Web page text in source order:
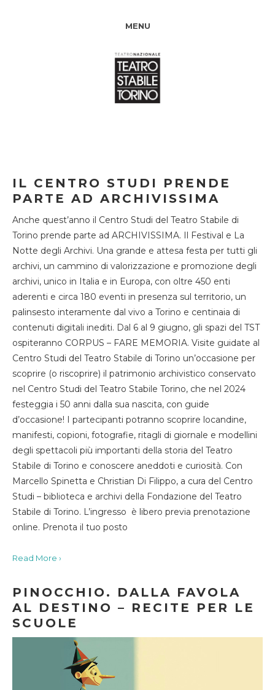
MENU
IL CENTRO STUDI PRENDE
PARTE AD ARCHIVISSIMA
Anche quest’anno il Centro Studi del Teatro Stabile di
Torino prende parte ad ARCHIVISSIMA. Il Festival e La
Notte degli Archivi. Una grande e attesa festa per tutti gli
archivi, un cammino di valorizzazione e promozione degli
archivi, unico in Italia e in Europa, con oltre 450 enti
aderenti e circa 180 eventi in presenza sul territorio, un
palinsesto interamente dal vivo a Torino e centinaia di
contenuti digitali inediti. Dal 6 al 9 giugno, gli spazi del TST
ospiteranno CORPUS – FARE MEMORIA. Visite guidate al
Centro Studi del Teatro Stabile di Torino un’occasione per
scoprire (o riscoprire) il patrimonio archivistico conservato
nel Centro Studi del Teatro Stabile Torino, che nel 2024
festeggia i 50 anni dalla sua nascita, con guide
d’occasione! I partecipanti potranno scoprire locandine,
manifesti, copioni, fotografie, ritagli di giornale e modellini
degli spettacoli più importanti della storia del Teatro
Stabile di Torino e conoscere aneddoti e curiosità. Con
Marcello Spinetta e Christian Di Filippo, a cura del Centro
Studi – biblioteca e archivi della Fondazione del Teatro
Stabile di Torino. L’ingresso è libero previa prenotazione
online. Prenota il tuo posto
Read More ›
PINOCCHIO. DALLA FAVOLA
AL DESTINO – RECITE PER LE
SCUOLE